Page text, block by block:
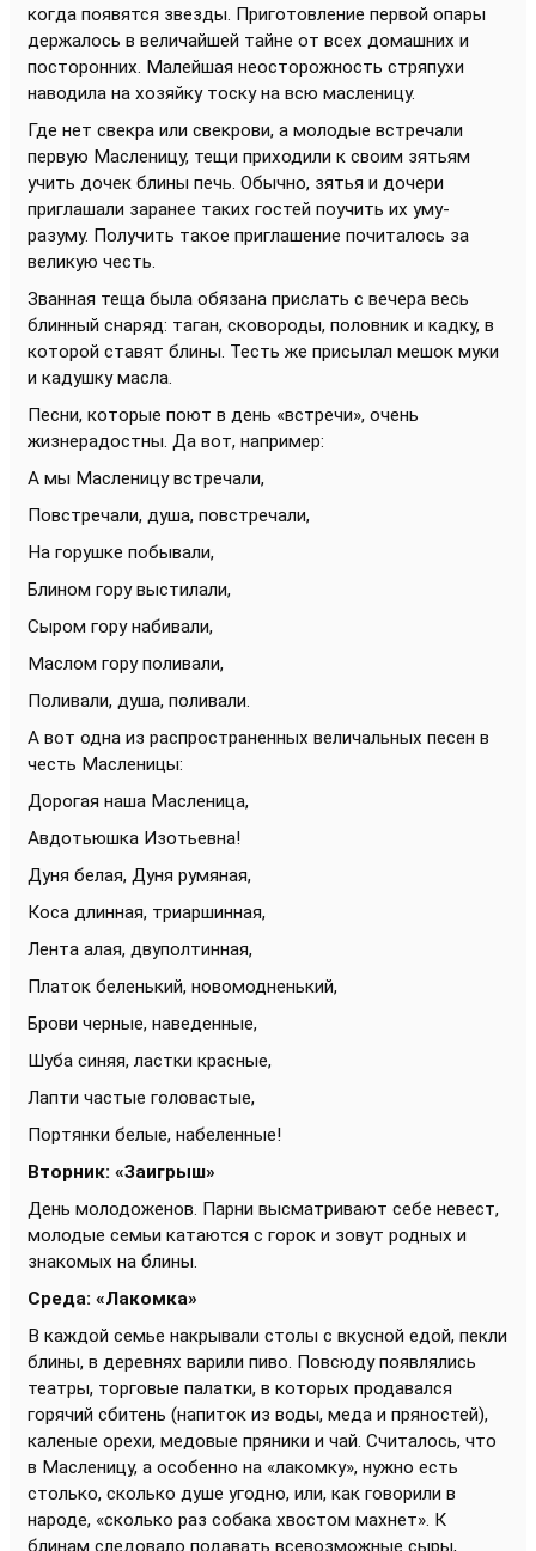
когда появятся звезды. Приготовление первой опары
держалось в величайшей тайне от всех домашних и
посторонних. Малейшая неосторожность стряпухи
наводила на хозяйку тоску на всю масленицу.
Где нет свекра или свекрови, а молодые встречали
первую Масленицу, тещи приходили к своим зятьям
учить дочек блины печь. Обычно, зятья и дочери
приглашали заранее таких гостей поучить их уму-
разуму. Получить такое приглашение почиталось за
великую честь.
Званная теща была обязана прислать с вечера весь
блинный снаряд: таган, сковороды, половник и кадку, в
которой ставят блины. Тесть же присылал мешок муки
и кадушку масла.
Песни, которые поют в день «встречи», очень
жизнерадостны. Да вот, например:
А мы Масленицу встpечали,
Повстречали, душа, повстречали,
На горушке побывали,
Блином гору выстилали,
Сыpом гоpу набивали,
Маслом гору поливали,
Поливали, душа, поливали.
А вот одна из распространенных величальных песен в
честь Масленицы:
Дорогая наша Масленица,
Авдотьюшка Изотьевна!
Дуня белая, Дуня румяная,
Коса длинная, тpиаpшинная,
Лента алая, двуполтинная,
Платок беленький, новомодненький,
Брови черные, наведенные,
Шуба синяя, ластки кpасные,
Лапти частые головастые,
Поpтянки белые, набеленные!
Вторник: «Заигрыш»
День молодоженов. Парни высматривают себе невест,
молодые семьи катаются с горок и зовут родных и
знакомых на блины.
Среда: «Лакомка»
В каждой семье накрывали столы с вкусной едой, пекли
блины, в деревнях варили пиво. Повсюду появлялись
театры, торговые палатки, в которых продавался
горячий сбитень (напиток из воды, меда и пряностей),
каленые орехи, медовые пряники и чай. Считалось, что
в Масленицу, а особенно на «лакомку», нужно есть
столько, сколько душе угодно, или, как говорили в
народе, «сколько раз собака хвостом махнет». К
блинам следовало подавать всевозможные сыры,